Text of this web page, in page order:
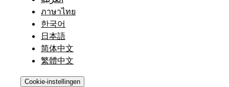
ภาษาไทย
한국어
日本語
简体中文
繁體中文
Cookie-instellingen